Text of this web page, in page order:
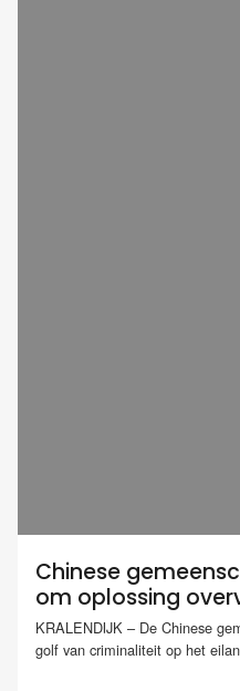
Chinese
om oplossing
KRALENDIJK – De Chinese
golf van criminaliteit op het